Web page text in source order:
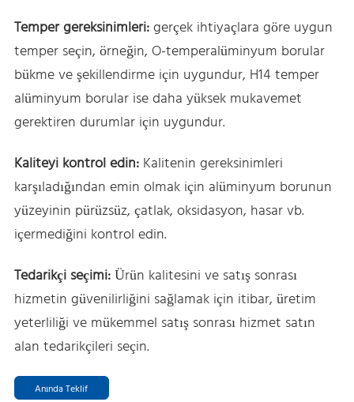
Temper gereksinimleri:gerçek ihtiyaçlara göre uygun
temper seçin, örneğin, O-temperalüminyum borular
bükme ve şekillendirme için uygundur, H14 temper
alüminyum borular ise daha yüksek mukavemet
gerektiren durumlar için uygundur.
Kaliteyi kontrol edin:Kalitenin gereksinimleri
karşıladığından emin olmak için alüminyum borunun
yüzeyinin pürüzsüz, çatlak, oksidasyon, hasar vb.
içermediğini kontrol edin.
Tedarikçi seçimi:Ürün kalitesini ve satış sonrası
hizmetin güvenilirliğini sağlamak için itibar, üretim
yeterliliği ve mükemmel satış sonrası hizmet satın
alan tedarikçileri seçin.
Anında Teklif